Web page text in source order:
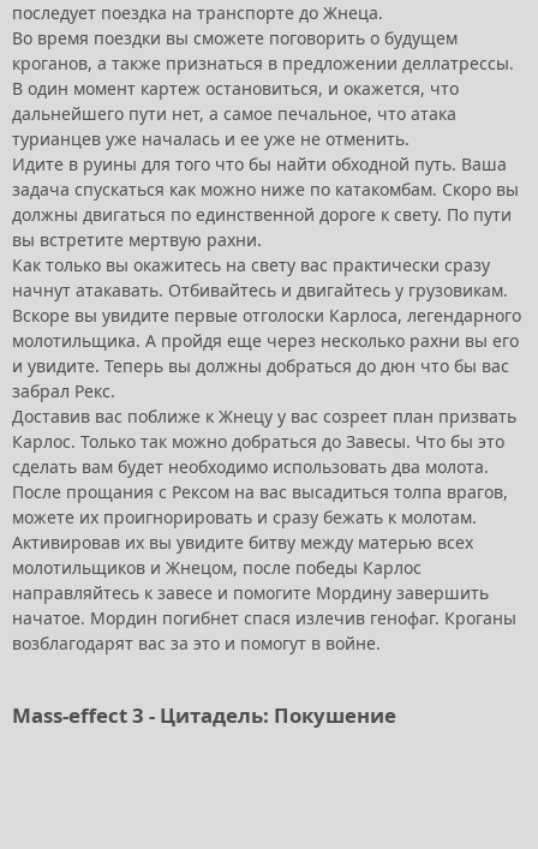
последует поездка на транспорте до Жнеца.
Во время поездки вы сможете поговорить о будущем
кроганов, а также признаться в предложении деллатрессы.
В один момент картеж остановиться, и окажется, что
дальнейшего пути нет, а самое печальное, что атака
турианцев уже началась и ее уже не отменить.
Идите в руины для того что бы найти обходной путь. Ваша
задача спускаться как можно ниже по катакомбам. Скоро вы
должны двигаться по единственной дороге к свету. По пути
вы встретите мертвую рахни.
Как только вы окажитесь на свету вас практически сразу
начнут атакавать. Отбивайтесь и двигайтесь у грузовикам.
Вскоре вы увидите первые отголоски Карлоса, легендарного
молотильщика. А пройдя еще через несколько рахни вы его
и увидите. Теперь вы должны добраться до дюн что бы вас
забрал Рекс.
Доставив вас поближе к Жнецу у вас созреет план призвать
Карлос. Только так можно добраться до Завесы. Что бы это
сделать вам будет необходимо использовать два молота.
После прощания с Рексом на вас высадиться толпа врагов,
можете их проигнорировать и сразу бежать к молотам.
Активировав их вы увидите битву между матерью всех
молотильщиков и Жнецом, после победы Карлос
направляйтесь к завесе и помогите Мордину завершить
начатое. Мордин погибнет спася излечив генофаг. Кроганы
возблагодарят вас за это и помогут в войне.
Mass-effect 3 - Цитадель: Покушение